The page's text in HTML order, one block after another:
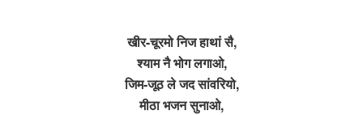
खीर-चूरमो निज हाथां सै,
श्याम नै भोग लगाओ,
जिम-जूठ ले जद सांवरियो,
मीठा भजन सुनाओ,